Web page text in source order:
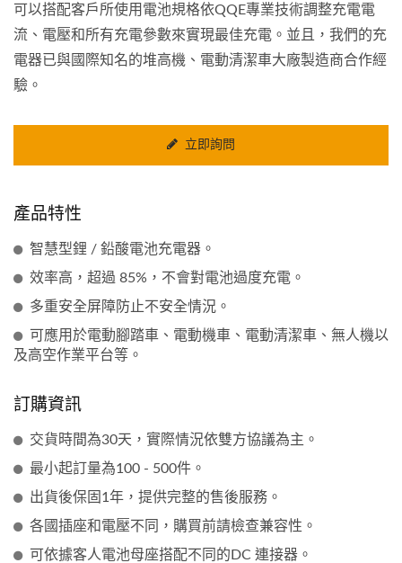
可以搭配客戶所使用電池規格依QQE專業技術調整充電電
流、電壓和所有充電參數來實現最佳充電。並且，我們的充
電器已與國際知名的堆高機、電動清潔車大廠製造商合作經
驗。
立即詢問
產品特性
智慧型鋰 / 鉛酸電池充電器。
效率高，超過 85%，不會對電池過度充電。
多重安全屏障防止不安全情況。
可應用於電動腳踏車、電動機車、電動清潔車、無人機以
及高空作業平台等。
訂購資訊
交貨時間為30天，實際情況依雙方協議為主。
最小起訂量為100 - 500件。
出貨後保固1年，提供完整的售後服務。
各國插座和電壓不同，購買前請檢查兼容性。
可依據客人電池母座搭配不同的DC 連接器。